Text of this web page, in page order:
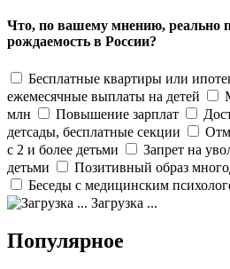
Что, по вашему мнению, реально
рождаемость в России?
Бесплатные квартиры или
ежемесячные выплаты на детей
млн
Повышение зарплат
детсады, бесплатные секции
с 2 и более детьми
Запрет на
детьми
Позитивный образ
Беседы с медицинским
Загрузка ...
Популярное